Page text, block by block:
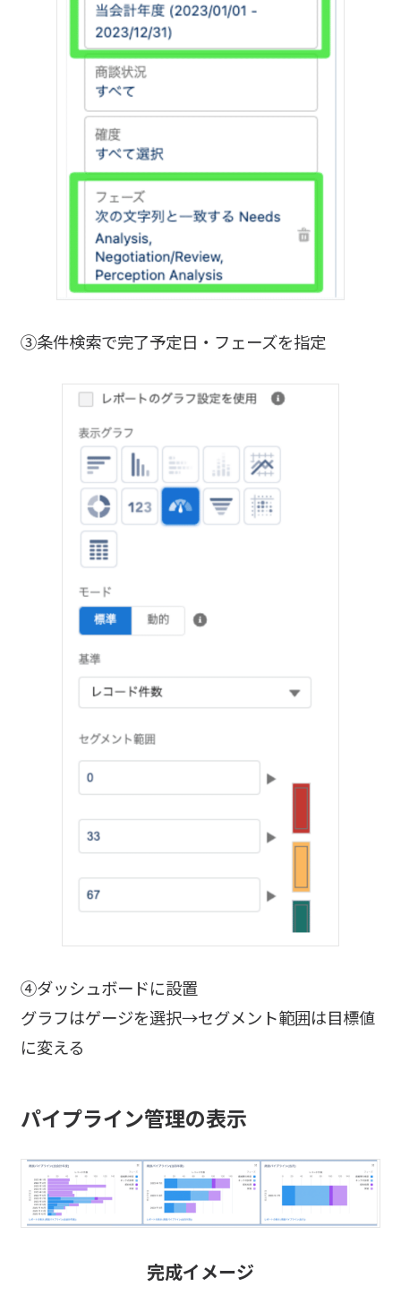
③条件検索で完了予定日・フェーズを指定
④ダッシュボードに設置
グラフはゲージを選択→セグメント範囲は目標値
に変える
パイプライン管理の表示
完成イメージ